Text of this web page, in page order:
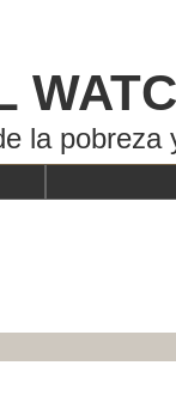
la pobreza